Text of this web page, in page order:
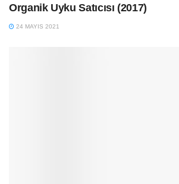
Organik Uyku Satıcısı (2017)
24 MAYIS 2021